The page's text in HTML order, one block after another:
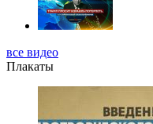
все видео
Плакаты